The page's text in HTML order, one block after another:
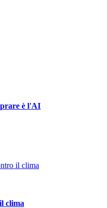
è l'AI
clima